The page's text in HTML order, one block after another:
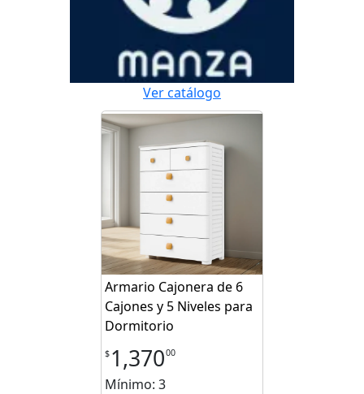
Ver catálogo
Armario Cajonera de 6
Cajones y 5 Niveles para
Dormitorio
$ 1,37000
Mínimo: 3